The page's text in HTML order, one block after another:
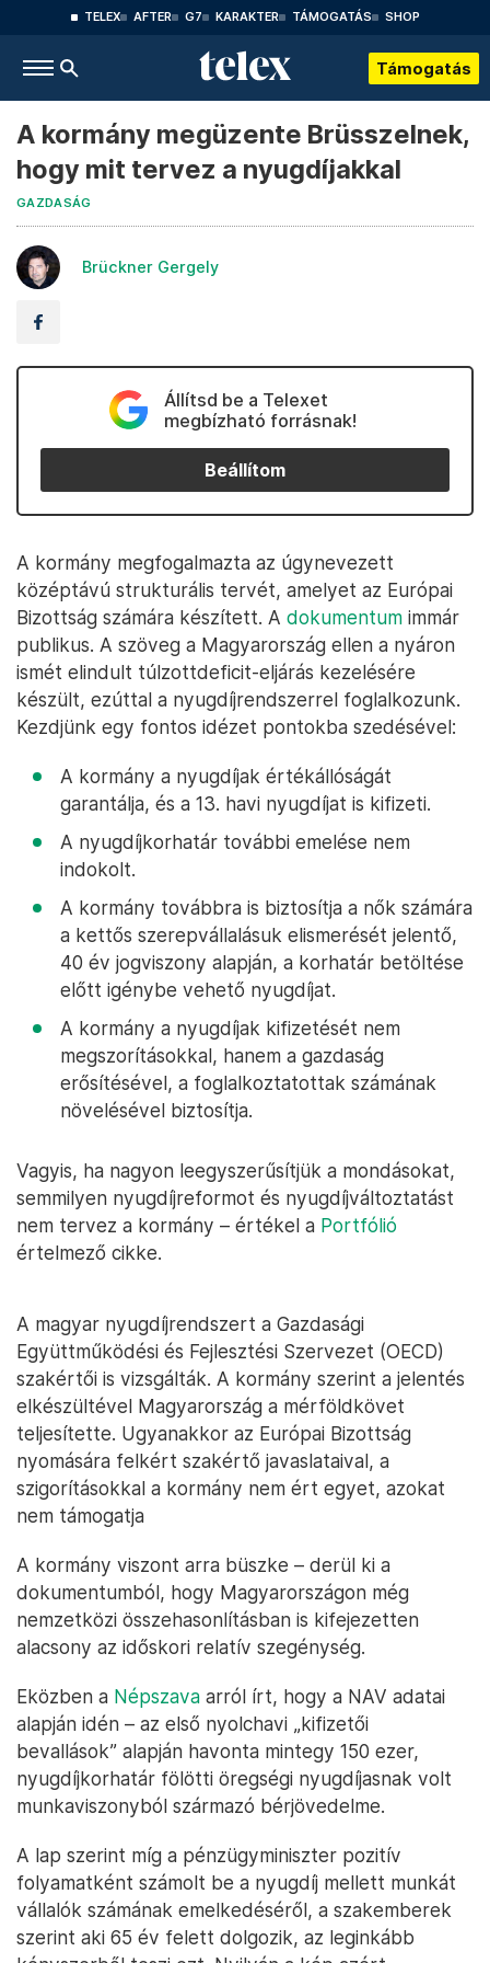
TELEX AFTER G7 KARAKTER TÁMOGATÁS SHOP
Támogatás
A kormány megüzente Brüsszelnek,
hogy mit tervez a nyugdíjakkal
GAZDASÁG
Brückner Gergely
Állítsd be a Telexet
megbízható forrásnak!
Beállítom
A kormány megfogalmazta az úgynevezett
középtávú strukturális tervét, amelyet az Európai
Bizottság számára készített. A dokumentum immár
publikus. A szöveg a Magyarország ellen a nyáron
ismét elindult túlzottdeficit-eljárás kezelésére
készült, ezúttal a nyugdíjrendszerrel foglalkozunk.
Kezdjünk egy fontos idézet pontokba szedésével:
A kormány a nyugdíjak értékállóságát
garantálja, és a 13. havi nyugdíjat is kifizeti.
A nyugdíjkorhatár további emelése nem
indokolt.
A kormány továbbra is biztosítja a nők számára
a kettős szerepvállalásuk elismerését jelentő,
40 év jogviszony alapján, a korhatár betöltése
előtt igénybe vehető nyugdíjat.
A kormány a nyugdíjak kifizetését nem
megszorításokkal, hanem a gazdaság
erősítésével, a foglalkoztatottak számának
növelésével biztosítja.
Vagyis, ha nagyon leegyszerűsítjük a mondásokat,
semmilyen nyugdíjreformot és nyugdíjváltoztatást
nem tervez a kormány – értékel a Portfólió
értelmező cikke.
A magyar nyugdíjrendszert a Gazdasági
Együttműködési és Fejlesztési Szervezet (OECD)
szakértői is vizsgálták. A kormány szerint a jelentés
elkészültével Magyarország a mérföldkövet
teljesítette. Ugyanakkor az Európai Bizottság
nyomására felkért szakértő javaslataival, a
szigorításokkal a kormány nem ért egyet, azokat
nem támogatja
A kormány viszont arra büszke – derül ki a
dokumentumból, hogy Magyarországon még
nemzetközi összehasonlításban is kifejezetten
alacsony az időskori relatív szegénység.
Eközben a Népszava arról írt, hogy a NAV adatai
alapján idén – az első nyolchavi „kifizetői
bevallások” alapján havonta mintegy 150 ezer,
nyugdíjkorhatár fölötti öregségi nyugdíjasnak volt
munkaviszonyból származó bérjövedelme.
A lap szerint míg a pénzügyminiszter pozitív
folyamatként számolt be a nyugdíj mellett munkát
vállalók számának emelkedéséről, a szakemberek
szerint aki 65 év felett dolgozik, az leginkább